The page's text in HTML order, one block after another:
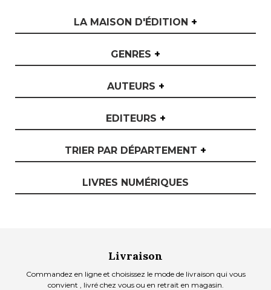
LA MAISON D'ÉDITION +
GENRES +
AUTEURS +
EDITEURS +
TRIER PAR DÉPARTEMENT +
LIVRES NUMÉRIQUES
Livraison
Commandez en ligne et choisissez le mode de livraison qui vous
convient , livré chez vous ou en retrait en magasin.